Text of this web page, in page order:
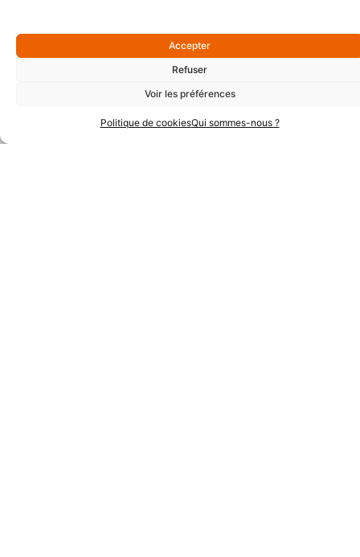
Accepter
Refuser
Voir les préférences
Politique de cookiesQui sommes-nous ?